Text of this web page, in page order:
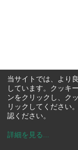
当サイトでは、より
しています。クッキ
ンをクリックし、ク
リックしてください
認ください。
詳細を見る ...